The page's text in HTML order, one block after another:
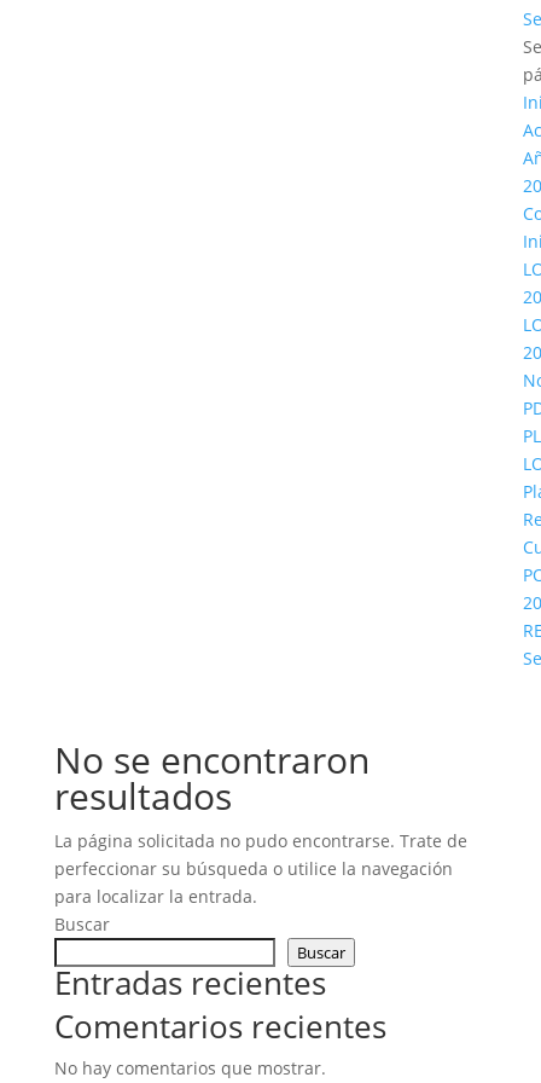
No se encontraron
resultados
La página solicitada no pudo encontrarse. Trate de
perfeccionar su búsqueda o utilice la navegación
para localizar la entrada.
Buscar
Buscar
Entradas recientes
Comentarios recientes
No hay comentarios que mostrar.